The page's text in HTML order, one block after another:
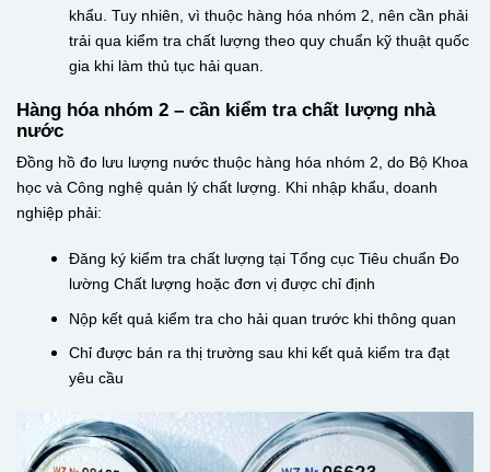
khẩu. Tuy nhiên, vì thuộc hàng hóa nhóm 2, nên cần phải
trải qua kiểm tra chất lượng theo quy chuẩn kỹ thuật quốc
gia khi làm thủ tục hải quan.
Hàng hóa nhóm 2 – cần kiểm tra chất lượng nhà
nước
Đồng hồ đo lưu lượng nước thuộc hàng hóa nhóm 2, do Bộ Khoa
học và Công nghệ quản lý chất lượng. Khi nhập khẩu, doanh
nghiệp phải:
Đăng ký kiểm tra chất lượng tại Tổng cục Tiêu chuẩn Đo
lường Chất lượng hoặc đơn vị được chỉ định
Nộp kết quả kiểm tra cho hải quan trước khi thông quan
Chỉ được bán ra thị trường sau khi kết quả kiểm tra đạt
yêu cầu